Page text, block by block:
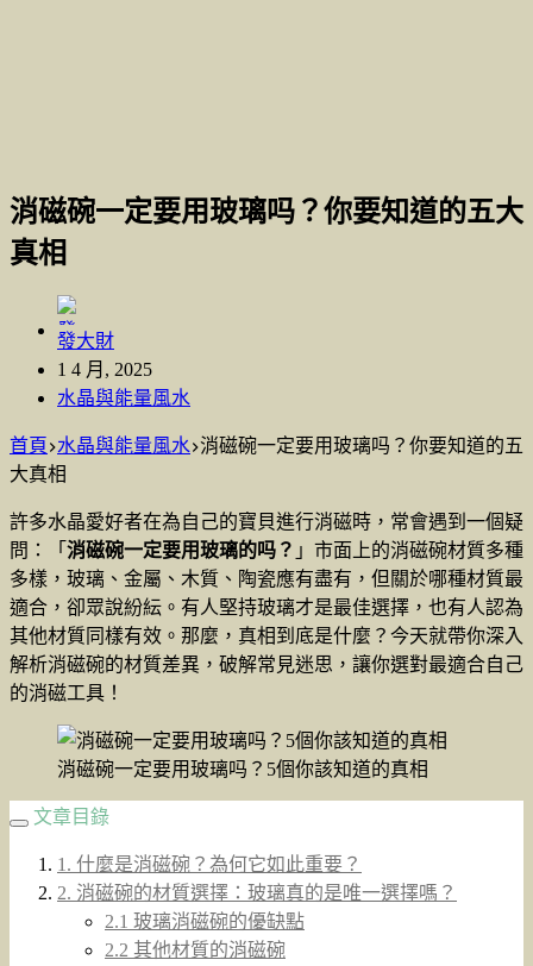
消磁碗一定要用玻璃吗？你要知道的五大
真相
發大財
1 4 月, 2025
水晶與能量風水
首頁 水晶與能量風水 消磁碗一定要用玻璃吗？你要知道的五
大真相
許多水晶愛好者在為自己的寶貝進行消磁時，常會遇到一個疑
問：「 消磁碗一定要用玻璃的吗？ 」市面上的消磁碗材質多種
多樣，玻璃、金屬、木質、陶瓷應有盡有，但關於哪種材質最
適合，卻眾說紛紜。有人堅持玻璃才是最佳選擇，也有人認為
其他材質同樣有效。那麼，真相到底是什麼？今天就帶你深入
解析消磁碗的材質差異，破解常見迷思，讓你選對最適合自己
的消磁工具！
消磁碗一定要用玻璃吗？5個你該知道的真相
文章目錄
1. 什麼是消磁碗？為何它如此重要？
2. 消磁碗的材質選擇：玻璃真的是唯一選擇嗎？
2.1 玻璃消磁碗的優缺點
2.2 其他材質的消磁碗